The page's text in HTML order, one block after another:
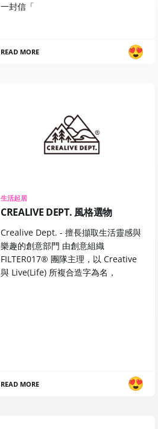
一封信「
READ MORE
生活起居
CREALIVE DEPT. 風格選物
Crealive Dept. - 擅長擷取生活靈感與
樂趣的創意部門 由創意組織
FILTER017® 團隊主理，以 Creative
與 Live(Life) 所複合造字為名，
READ MORE